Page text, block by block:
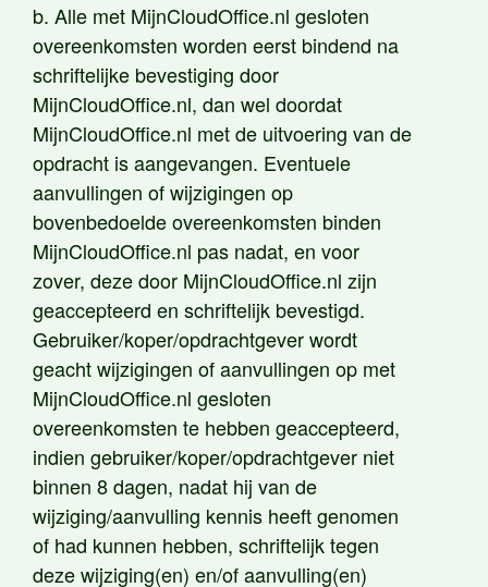
b. Alle met MijnCloudOffice.nl gesloten
overeenkomsten worden eerst bindend na
schriftelijke bevestiging door
MijnCloudOffice.nl, dan wel doordat
MijnCloudOffice.nl met de uitvoering van de
opdracht is aangevangen. Eventuele
aanvullingen of wijzigingen op
bovenbedoelde overeenkomsten binden
MijnCloudOffice.nl pas nadat, en voor
zover, deze door MijnCloudOffice.nl zijn
geaccepteerd en schriftelijk bevestigd.
Gebruiker/koper/opdrachtgever wordt
geacht wijzigingen of aanvullingen op met
MijnCloudOffice.nl gesloten
overeenkomsten te hebben geaccepteerd,
indien gebruiker/koper/opdrachtgever niet
binnen 8 dagen, nadat hij van de
wijziging/aanvulling kennis heeft genomen
of had kunnen hebben, schriftelijk tegen
deze wijziging(en) en/of aanvulling(en)